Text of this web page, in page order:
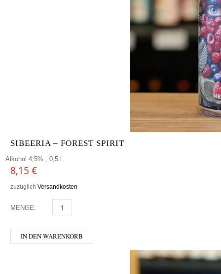
SIBEERIA – FOREST SPIRIT
Alkohol 4,5% , 0,5 l
8,15 €
zuzüglich Versandkosten
MENGE: SIBEERIA - FOREST SPIRIT MENGE
IN DEN WARENKORB